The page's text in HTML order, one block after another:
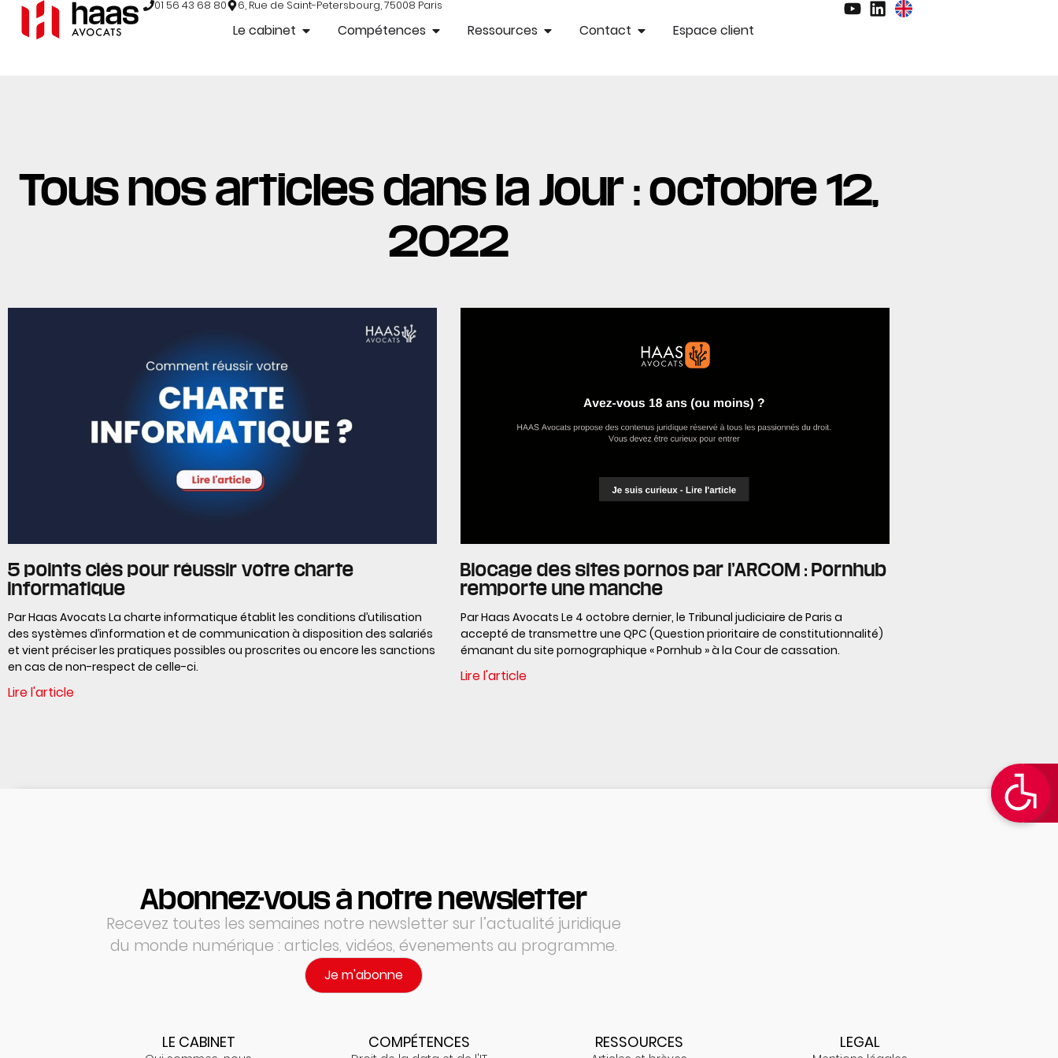
01 56 43 68 80 6, Rue de Saint-Petersbourg, 75008 Paris
Le cabinet Compétences Ressources Contact Espace client
Tous nos articles dans la Jour : octobre 12,
2022
5 points clés pour réussir votre charte
informatique
Par Haas Avocats La charte informatique établit les conditions d’utilisation
des systèmes d’information et de communication à disposition des salariés
et vient préciser les pratiques possibles ou proscrites ou encore les sanctions
en cas de non-respect de celle-ci.
Lire l'article
Blocage des sites pornos par l’ARCOM : Pornhub
remporte une manche
Par Haas Avocats Le 4 octobre dernier, le Tribunal judiciaire de Paris a
accepté de transmettre une QPC (Question prioritaire de constitutionnalité)
émanant du site pornographique « Pornhub » à la Cour de cassation.
Lire l'article
Abonnez-vous à notre newsletter
Recevez toutes les semaines notre newsletter sur l’actualité juridique
du monde numérique : articles, vidéos, évenements au programme.
Je m'abonne
LE CABINET COMPÉTENCES RESSOURCES LEGAL